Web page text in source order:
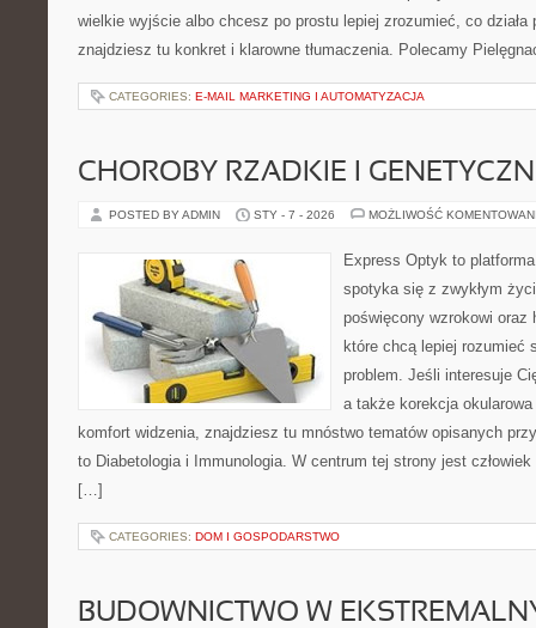
wielkie wyjście albo chcesz po prostu lepiej zrozumieć, co działa
znajdziesz tu konkret i klarowne tłumaczenia. Polecamy
CATEGORIES: E-MAIL MARKETING I AUTOMATYZACJA
CHOROBY RZADKIE I
POSTED BY ADMIN STY - 7 - 2026 MOŻLIWOŚĆ
Express Optyk to
spotyka się z zwykłym
poświęcony wzrokowi oraz
które chcą lepiej rozumieć
problem. Jeśli interesuje
a także korekcja
komfort widzenia, znajdziesz tu mnóstwo tematów opisanych
to Diabetologia i Immunologia. W centrum tej strony jest
[…]
CATEGORIES: DOM I GOSPODARSTWO
BUDOWNICTWO W